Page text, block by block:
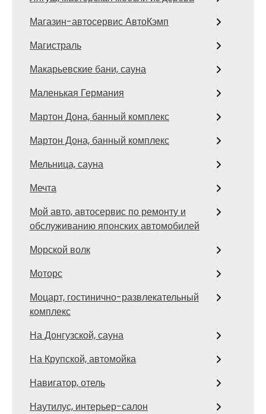
Магазин-автосервис АвтоКэмп
Магистраль
Макарьевские бани, сауна
Маленькая Германия
Мартон Дона, банный комплекс
Мартон Дона, банный комплекс
Мельница, сауна
Мечта
Мой авто, автосервис по ремонту и
обслуживанию японских автомобилей
Морской волк
Моторс
Моцарт, гостинично-развлекательный
комплекс
На Донгузской, сауна
На Крупской, автомойка
Навигатор, отель
Наутилус, интерьер-салон